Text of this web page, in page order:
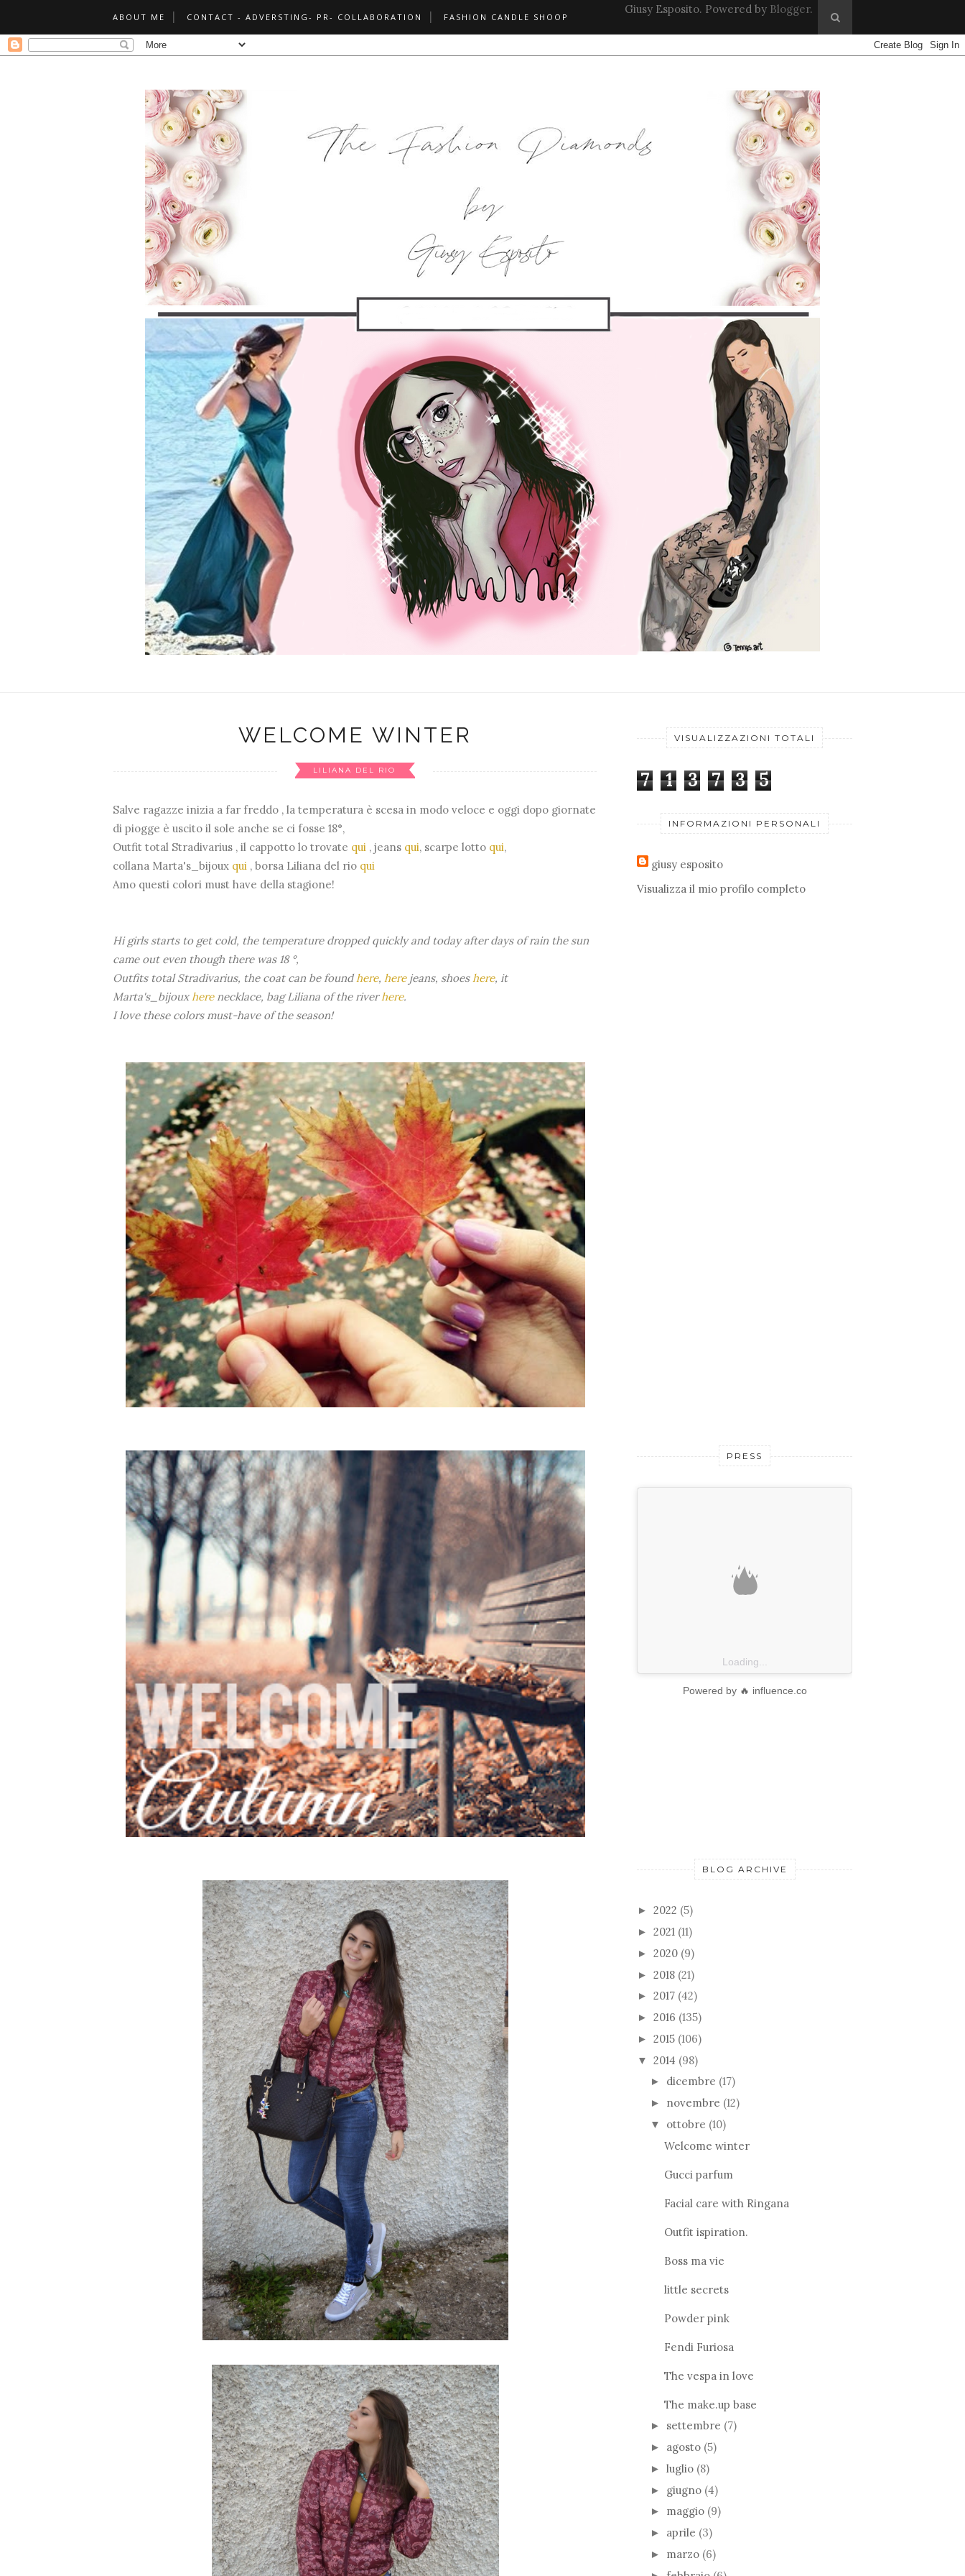
ABOUT ME CONTACT - ADVERSTING- PR- COLLABORATION FASHION CANDLE SHOOP
Giusy Esposito. Powered by Blogger.
WELCOME WINTER
LILIANA DEL RIO
Salve ragazze inizia a far freddo , la temperatura è scesa in modo veloce e oggi dopo giornate
di piogge è uscito il sole anche se ci fosse 18°,
Outfit total Stradivarius , il cappotto lo trovate qui , jeans qui, scarpe lotto qui,
collana Marta's_bijoux qui , borsa Liliana del rio qui
Amo questi colori must have della stagione!
Hi girls starts to get cold, the temperature dropped quickly and today after days of rain the sun
came out even though there was 18 °,
Outfits total Stradivarius, the coat can be foundhere, herejeans, shoeshere, it
Marta's_bijouxhere necklace, bag Liliana of the riverhere.
I love these colors must-have of the season!
VISUALIZZAZIONI TOTALI
7 1 3 7 3 5
INFORMAZIONI PERSONALI
giusy esposito
Visualizza il mio profilo completo
PRESS
Loading...
Powered by 🔥 influence.co
BLOG ARCHIVE
► 2022 (5)
► 2021 (11)
► 2020 (9)
► 2018 (21)
► 2017 (42)
► 2016 (135)
► 2015 (106)
▼ 2014 (98)
► dicembre (17)
► novembre (12)
▼ ottobre (10)
Welcome winter
Gucci parfum
Facial care with Ringana
Outfit ispiration.
Boss ma vie
little secrets
Powder pink
Fendi Furiosa
The vespa in love
The make.up base
► settembre (7)
► agosto (5)
► luglio (8)
► giugno (4)
► maggio (9)
► aprile (3)
► marzo (6)